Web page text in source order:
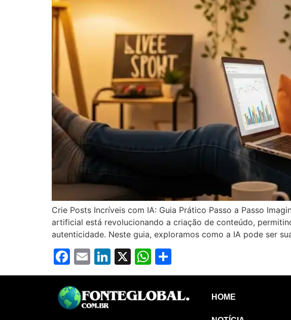
Crie Posts Incríveis com IA: Guia Prático Passo a Passo
artificial está revolucionando a criação de conteúdo,
autenticidade. Neste guia, exploramos como a IA pode ser
Facebook
EmailLinkedIn
X WhatsApp
HOME